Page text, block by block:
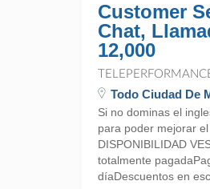
Customer
Chat,
12,000
Todo Ciudad De
Si no dominas el
para poder mejorar
DISPONIBILIDAD
totalmente
díaDescuentos en